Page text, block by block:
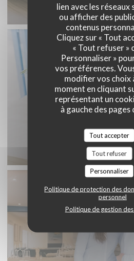
lien avec les réseaux
ou afficher des
contenus
Cliquez sur « Tout
« Tout refuser »
Personnaliser »
vos préférences.
modifier vos choix
moment en cliquant
représentant un
à gauche des pages
Tout accepter
Tout refuser
Personnaliser
Politique de protection des
personnel
Politique de gestion